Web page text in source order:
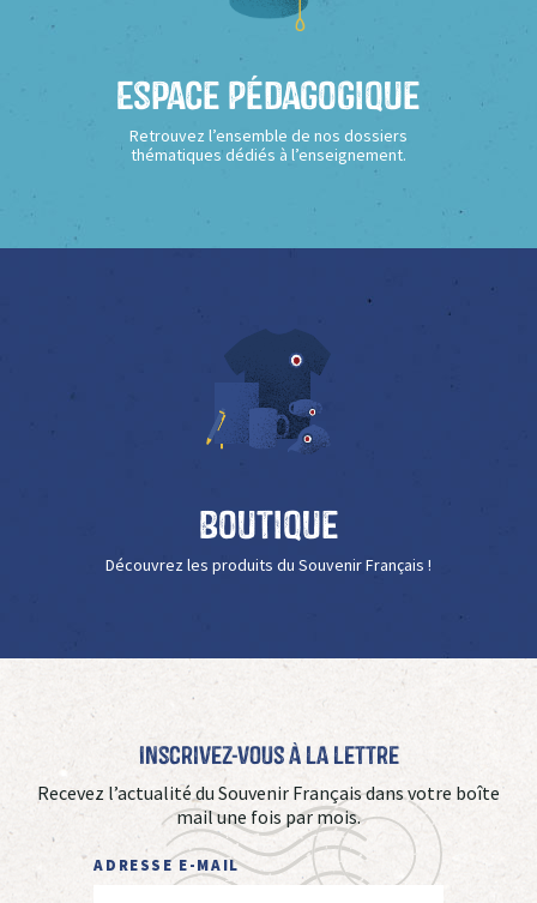
Espace Pédagogique
Retrouvez l’ensemble de nos dossiers
thématiques dédiés à l’enseignement.
Boutique
Découvrez les produits du Souvenir Français !
Inscrivez-vous à La Lettre
Recevez l’actualité du Souvenir Français dans votre boîte
mail une fois par mois.
ADRESSE E-MAIL